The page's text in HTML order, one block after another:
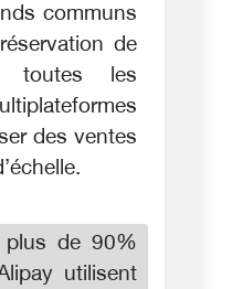
communs
de
toutes les
des ventes
plus de 90%
utilisent